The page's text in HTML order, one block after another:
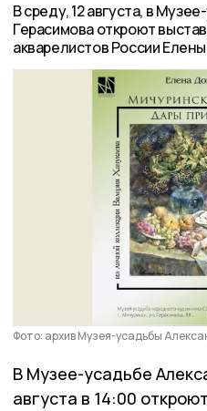
В среду, 12 августа, в
Герасимова откроют
акварелистов России
Фото: архив Музея-усадьбы
В Музее-усадьбе
августа в 14:00